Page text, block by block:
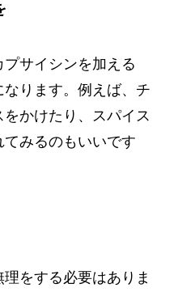
サイシンを加える
ります。例えば、チ
かけたり、スパイス
みるのもいいです
をする必要はありま